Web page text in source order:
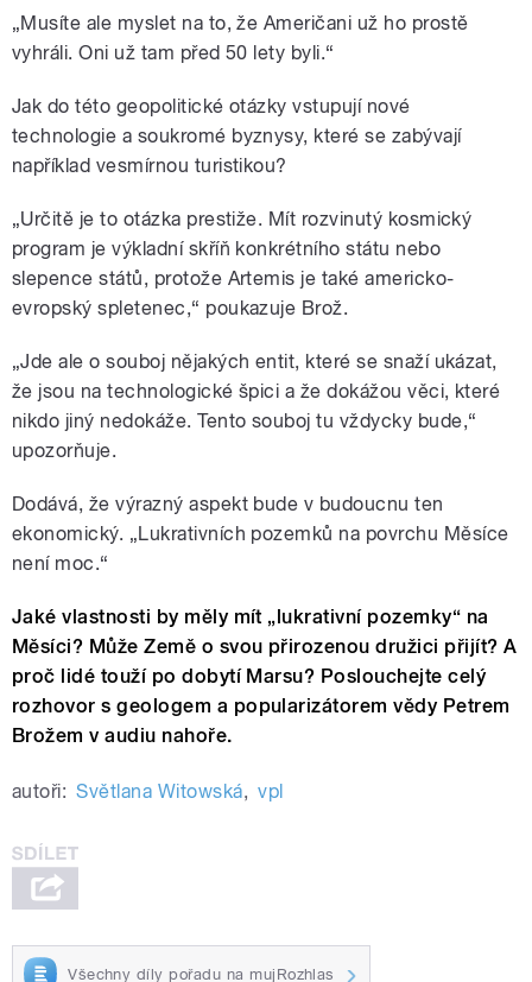
„Musíte ale myslet na to, že Američani už ho prostě
vyhráli. Oni už tam před 50 lety byli.“
Jak do této geopolitické otázky vstupují nové
technologie a soukromé byznysy, které se zabývají
například vesmírnou turistikou?
„Určitě je to otázka prestiže. Mít rozvinutý kosmický
program je výkladní skříň konkrétního státu nebo
slepence států, protože Artemis je také americko-
evropský spletenec,“ poukazuje Brož.
„Jde ale o souboj nějakých entit, které se snaží ukázat,
že jsou na technologické špici a že dokážou věci, které
nikdo jiný nedokáže. Tento souboj tu vždycky bude,“
upozorňuje.
Dodává, že výrazný aspekt bude v budoucnu ten
ekonomický. „Lukrativních pozemků na povrchu Měsíce
není moc.“
Jaké vlastnosti by měly mít „lukrativní pozemky“ na
Měsíci? Může Země o svou přirozenou družici přijít? A
proč lidé touží po dobytí Marsu? Poslouchejte celý
rozhovor s geologem a popularizátorem vědy Petrem
Brožem v audiu nahoře.
autoři: Světlana Witowská, vpl
Všechny díly pořadu na mujRozhlas